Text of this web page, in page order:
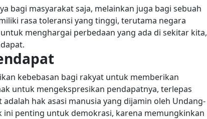
bagi masyarakat saja, melainkan juga bagi sebuah
rasa toleransi yang tinggi, terutama negara
menghargai perbedaan yang ada di sekitar kita,
kebebasan bagi rakyat untuk memberikan
untuk mengekspresikan pendapatnya, terlepas
hak asasi manusia yang dijamin oleh Undang-
ini penting untuk demokrasi, karena memungkinkan